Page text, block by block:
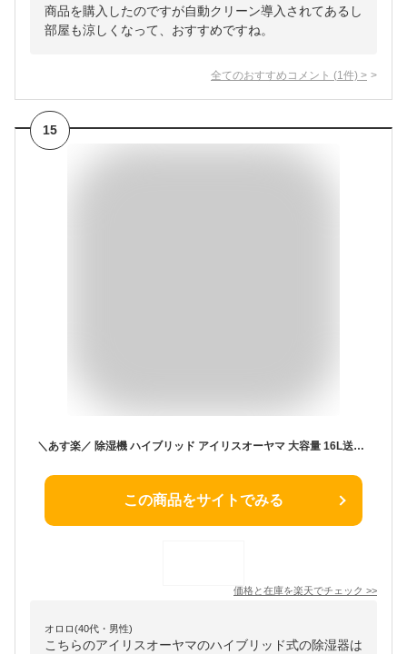
商品を購入したのですが自動クリーン導入されてあるし
部屋も涼しくなって、おすすめですね。
全てのおすすめコメント (1 件) >
15
＼あす楽／ 除湿機 ハイブリッド アイリスオーヤマ 大容量 16L送料無料 ハイブリッド式除湿機 大容量 節電 省エネ エコ 衣類乾燥 除湿機 除湿器 洗濯物 室内干し コンプレッサー デシカント 湿気 梅雨 除湿 湿度 カビ対策 速乾 エコ スイング ホワイト KIJH-L160-W
この商品をサイトでみる
価格と在庫を楽天でチェック >>
オロロ(40代・男性)
こちらのアイリスオーヤマのハイブリッド式の除湿器は